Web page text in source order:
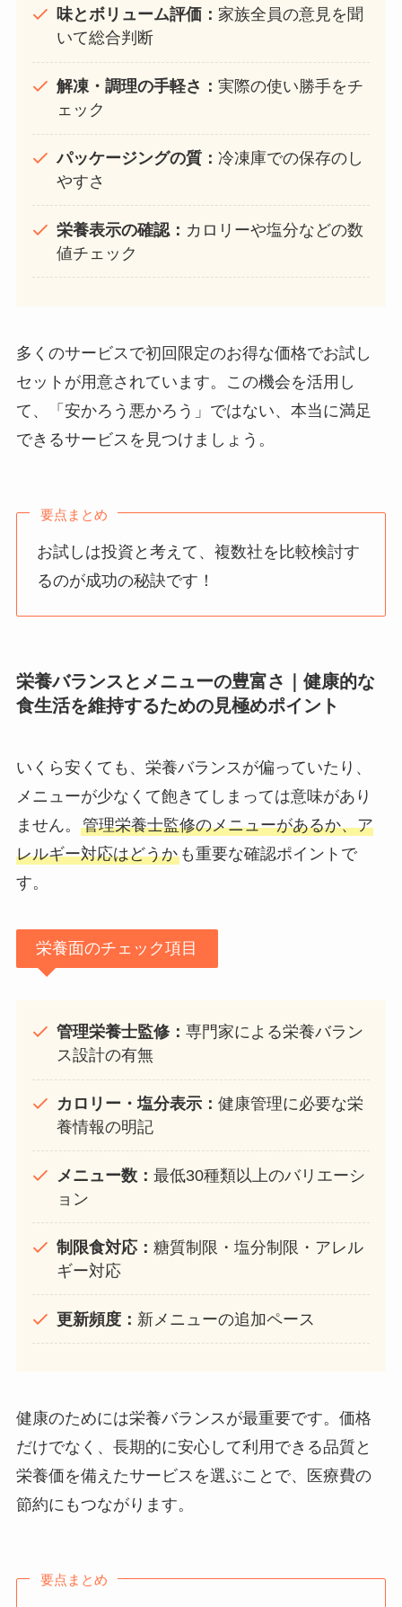
味とボリューム評価： 家族全員の意見を聞
いて総合判断
解凍・調理の手軽さ： 実際の使い勝手をチ
ェック
パッケージングの質： 冷凍庫での保存のし
やすさ
栄養表示の確認： カロリーや塩分などの数
値チェック
多くのサービスで初回限定のお得な価格でお試し
セットが用意されています。この機会を活用し
て、「安かろう悪かろう」ではない、本当に満足
できるサービスを見つけましょう。
要点まとめ
お試しは投資と考えて、複数社を比較検討す
るのが成功の秘訣です！
栄養バランスとメニューの豊富さ｜健康的な
食生活を維持するための見極めポイント
いくら安くても、栄養バランスが偏っていたり、
メニューが少なくて飽きてしまっては意味があり
ません。 管理栄養士監修のメニューがあるか、ア
レルギー対応はどうかも重要な確認ポイントで
す。
栄養面のチェック項目
管理栄養士監修： 専門家による栄養バラン
ス設計の有無
カロリー・塩分表示： 健康管理に必要な栄
養情報の明記
メニュー数： 最低30種類以上のバリエーシ
ョン
制限食対応： 糖質制限・塩分制限・アレル
ギー対応
更新頻度： 新メニューの追加ペース
健康のためには栄養バランスが最重要です。価格
だけでなく、長期的に安心して利用できる品質と
栄養価を備えたサービスを選ぶことで、医療費の
節約にもつながります。
要点まとめ